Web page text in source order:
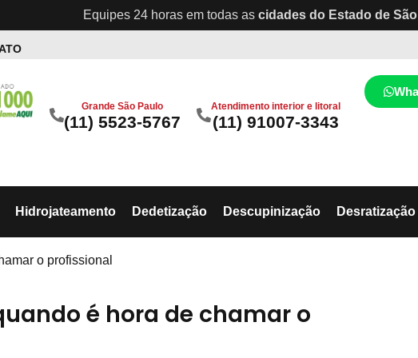
Equipes 24 horas em todas as cidades do Estado de
Grande São Paulo
(11) 5523-5767
Atendimento interior e litoral
(11) 91007-3343
Hidrojateamento Dedetização Descupinização Desratização
o profissional
é hora de chamar o